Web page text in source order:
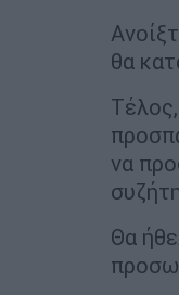
θα
να
Θα